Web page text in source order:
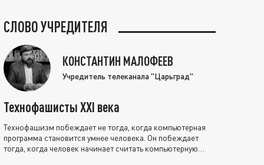
СЛОВО УЧРЕДИТЕЛЯ
КОНСТАНТИН МАЛОФЕЕВ
Учредитель телеканала "Царьград"
Технофашисты XXI века
Технофашизм побеждает не тогда, когда компьютерная
программа становится умнее человека. Он побеждает
тогда, когда человек начинает считать компьютерную